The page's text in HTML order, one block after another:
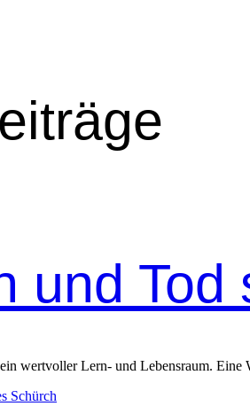
und Tod
wertvoller Lern- und Leben­sraum.
Schürch